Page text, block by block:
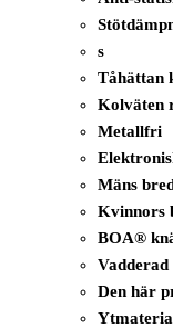
s
Tåhättan
Kolväten
Metallfri
Mäns
Kvinnors
BOA®
Den här